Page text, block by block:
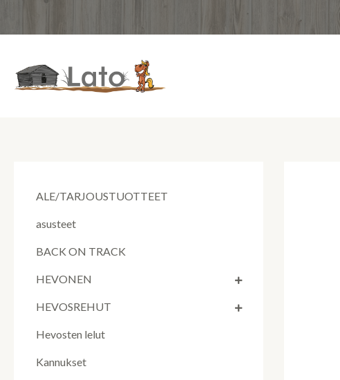
ALE/TARJOUSTUOTTEET
asusteet
BACK ON TRACK
HEVONEN
HEVOSREHUT
Hevosten lelut
Kannukset